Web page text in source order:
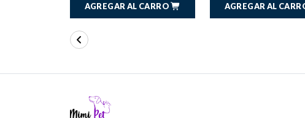
AGREGAR AL CARRO AGREGAR AL